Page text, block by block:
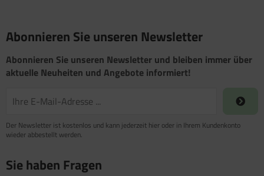
Abonnieren Sie unseren Newsletter
Abonnieren Sie unseren Newsletter und bleiben immer über
aktuelle Neuheiten und Angebote informiert!
Der Newsletter ist kostenlos und kann jederzeit hier oder in Ihrem Kundenkonto
wieder abbestellt werden.
Sie haben Fragen